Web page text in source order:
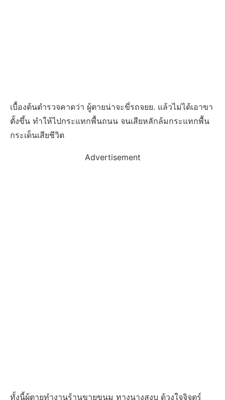
เบื้องต้นตำรวจคาดว่า ผู้ตายน่าจะขี่รถจยย. แล้วไม่ได้เอาขา
ตั้งขึ้น ทำให้ไปกระแทกพื้นถนน จนเสียหลักล้มกระแทกพื้น
กระเด็นเสียชีวิต
Advertisement
ทั้งนี้ผู้ตายทำงานร้านขายขนม ทางนางสงบ ด้วงใจจิจตร์